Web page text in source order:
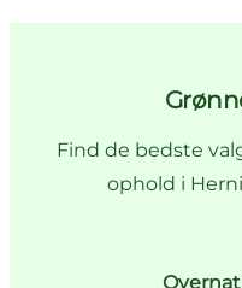
Find de bedste
ophold i